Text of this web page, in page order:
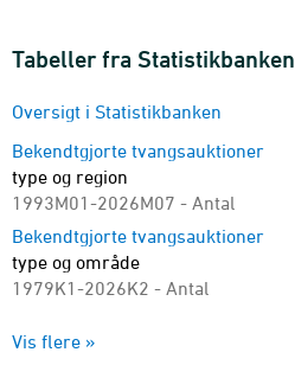
Tabeller fra Statistikbanken
Oversigt i Statistikbanken
Bekendtgjorte tvangsauktioner
type og region
1993M01-2026M07 - Antal
Bekendtgjorte tvangsauktioner
type og område
1979K1-2026K2 - Antal
område
Vis flere »